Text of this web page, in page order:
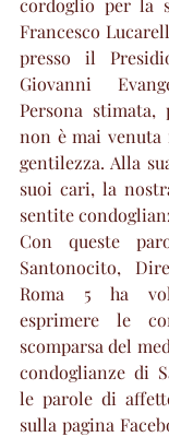
cordoglio per la
Francesco
presso il
Giovanni
Persona stimata,
non è mai venuta
gentilezza. Alla
suoi cari, la
sentite
Con queste
Santonocito,
Roma 5 ha
esprimere le
scomparsa del
condoglianze di
le parole di
sulla pagina